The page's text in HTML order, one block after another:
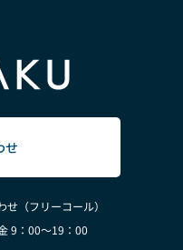
な事項を通知します。
示した時点で全ての会
会員登録をして購入」
らでも可能です。
したメールアドレス
す。
せ
（フリーコール）
9：00～19：00